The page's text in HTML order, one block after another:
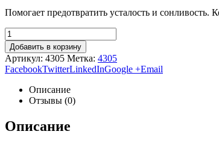
Помогает предотвратить усталость и сонливость.
Добавить в корзину
Артикул: 4305 Метка: 4305
FacebookTwitterLinkedInGoogle +Email
Описание
Отзывы (0)
Описание